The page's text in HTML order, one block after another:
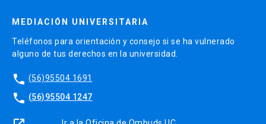
MEDIACIÓN UNIVERSITARIA
Teléfonos para orientación y consejo si se ha vulnerado
alguno de tus derechos en la universidad.
phone (56)95504 1691
phone (56)95504 1247